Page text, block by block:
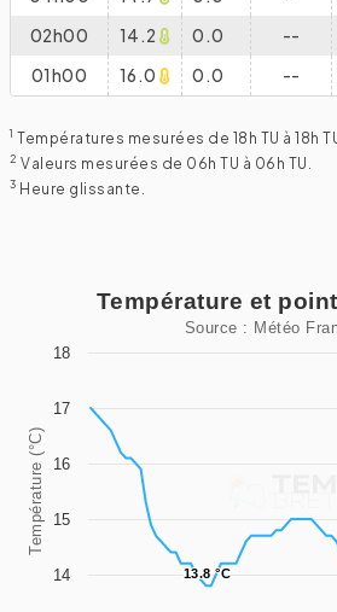
02h00
14.2 0.0 --
01h00
16.0 0.0 --
1 Températures mesurées de 18h TU à 18h
2 Valeurs mesurées de 06h TU à 06h TU.
3 Heure glissante.
Température et point de rosée
Line chart with 2 lines.
View as data table, Température et
The chart has 1 X axis displaying
The chart has 1 Y axis displaying
Température (°C)
Température et
Source : Météo
13.8 °C
13.8 °C
14
15
16
17
18